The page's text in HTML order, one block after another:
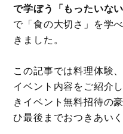
で学ぼう「もったいな
で「食の大切さ」を学
きました。
この記事では料理体験
イベント内容をご紹介
きイベント無料招待の
ひ最後までおつきあいく